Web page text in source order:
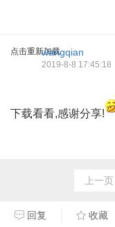
点击重新加载wangqian
2019-8-8 17:45:18
下载看看,感谢分享!
上一页
回复 收藏